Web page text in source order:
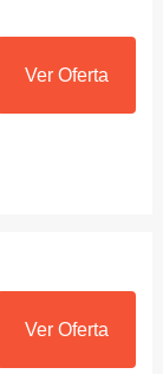
Ver Oferta
Ver Oferta